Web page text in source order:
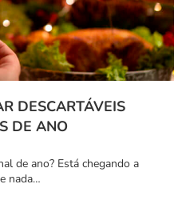
DESCARTÁVEIS
DE ANO
de ano? Está chegando a
nada…